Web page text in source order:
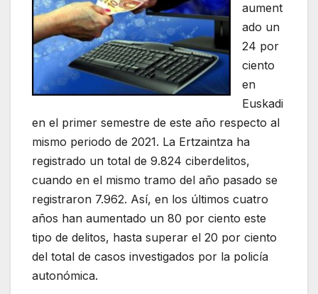
aument
ado un
24 por
ciento
en
Euskadi
en el primer semestre de este año respecto al
mismo periodo de 2021. La Ertzaintza ha
registrado un total de 9.824 ciberdelitos,
cuando en el mismo tramo del año pasado se
registraron 7.962. Así, en los últimos cuatro
años han aumentado un 80 por ciento este
tipo de delitos, hasta superar el 20 por ciento
del total de casos investigados por la policía
autonómica.